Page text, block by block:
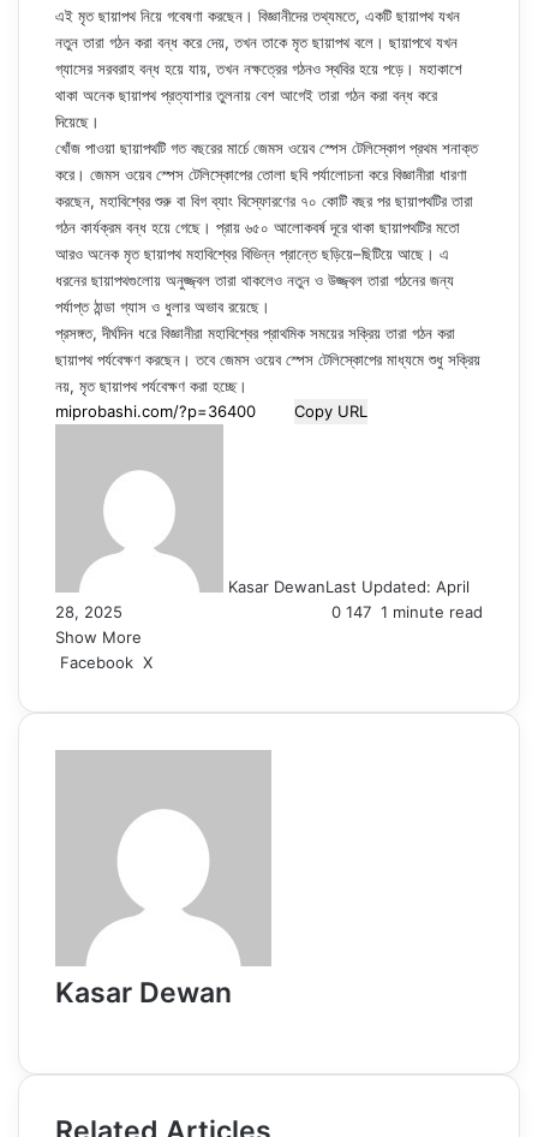
এই মৃত ছায়াপথ নিয়ে গবেষণা করছেন। বিজ্ঞানীদের তথ্যমতে, একটি ছায়াপথ যখন
নতুন তারা গঠন করা বন্ধ করে দেয়, তখন তাকে মৃত ছায়াপথ বলে। ছায়াপথে যখন
গ্যাসের সরবরাহ বন্ধ হয়ে যায়, তখন নক্ষত্রের গঠনও স্থবির হয়ে পড়ে। মহাকাশে
থাকা অনেক ছায়াপথ প্রত্যাশার তুলনায় বেশ আগেই তারা গঠন করা বন্ধ করে
দিয়েছে।
খোঁজ পাওয়া ছায়াপথটি গত বছরের মার্চে জেমস ওয়েব স্পেস টেলিস্কোপ প্রথম শনাক্ত
করে। জেমস ওয়েব স্পেস টেলিস্কোপের তোলা ছবি পর্যালোচনা করে বিজ্ঞানীরা ধারণা
করছেন, মহাবিশ্বের শুরু বা বিগ ব্যাং বিস্ফোরণের ৭০ কোটি বছর পর ছায়াপথটির তারা
গঠন কার্যক্রম বন্ধ হয়ে গেছে। প্রায় ৬৫০ আলোকবর্ষ দূরে থাকা ছায়াপথটির মতো
আরও অনেক মৃত ছায়াপথ মহাবিশ্বের বিভিন্ন প্রান্তে ছড়িয়ে–ছিটিয়ে আছে। এ
ধরনের ছায়াপথগুলোয় অনুজ্জ্বল তারা থাকলেও নতুন ও উজ্জ্বল তারা গঠনের জন্য
পর্যাপ্ত ঠান্ডা গ্যাস ও ধুলার অভাব রয়েছে।
প্রসঙ্গত, দীর্ঘদিন ধরে বিজ্ঞানীরা মহাবিশ্বের প্রাথমিক সময়ের সক্রিয় তারা গঠন করা
ছায়াপথ পর্যবেক্ষণ করছেন। তবে জেমস ওয়েব স্পেস টেলিস্কোপের মাধ্যমে শুধু সক্রিয়
নয়, মৃত ছায়াপথ পর্যবেক্ষণ করা হচ্ছে।
Copy URL
Kasar DewanLast Updated: April
28, 2025
0 147 1 minute read
Show More
Facebook X
Email
Kasar Dewan